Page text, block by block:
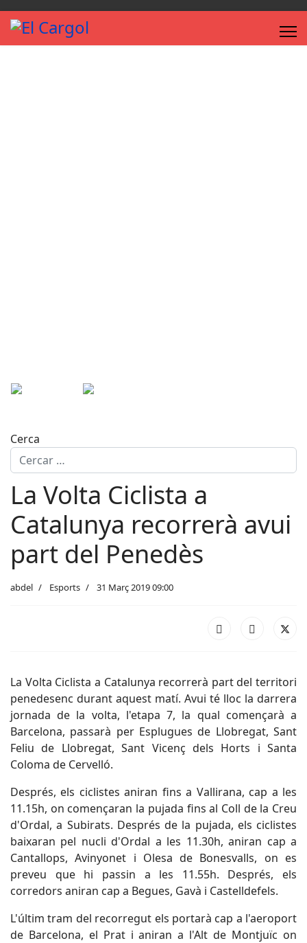
Cerca
La Volta Ciclista a
Catalunya recorrerà avui
part del Penedès
abdel Esports 31 Març 2019 09:00
La Volta Ciclista a Catalunya recorrerà part del territori
penedesenc durant aquest matí. Avui té lloc la darrera
jornada de la volta, l'etapa 7, la qual començarà a
Barcelona, passarà per Esplugues de Llobregat, Sant
Feliu de Llobregat, Sant Vicenç dels Horts i Santa
Coloma de Cervelló.
Després, els ciclistes aniran fins a Vallirana, cap a les
11.15h, on començaran la pujada fins al Coll de la Creu
d'Ordal, a Subirats. Després de la pujada, els ciclistes
baixaran pel nucli d'Ordal a les 11.30h, aniran cap a
Cantallops, Avinyonet i Olesa de Bonesvalls, on es
preveu que hi passin a les 11.55h. Després, els
corredors aniran cap a Begues, Gavà i Castelldefels.
L'últim tram del recorregut els portarà cap a l'aeroport
de Barcelona, el Prat i aniran a l'Alt de Montjuïc on